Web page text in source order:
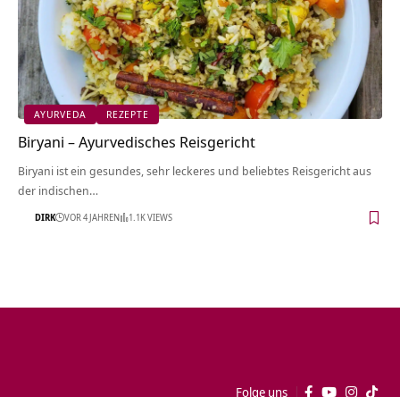
AYURVEDA REZEPTE
Biryani – Ayurvedisches Reisgericht
Biryani ist ein gesundes, sehr leckeres und beliebtes Reisgericht aus
der indischen…
DIRK VOR 4 JAHREN 1.1K VIEWS
Folge uns